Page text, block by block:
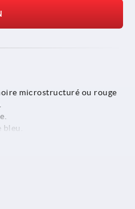
microstructuré ou rouge